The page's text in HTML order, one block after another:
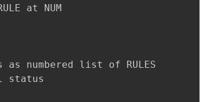
at NUM
numbered list of RULES
status